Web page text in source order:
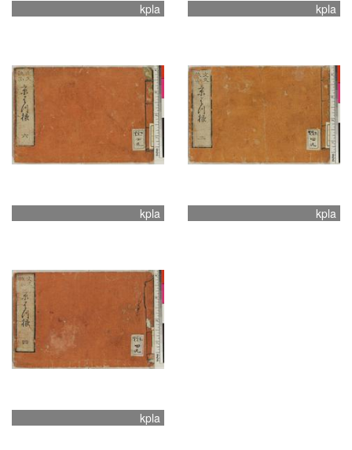
kpla kpla
kpla kpla
kpla